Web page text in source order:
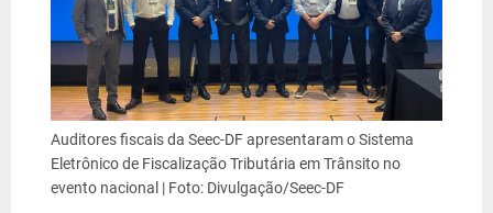
Auditores fiscais da Seec-DF apresentaram o Sistema
Eletrônico de Fiscalização Tributária em Trânsito no
evento nacional | Foto: Divulgação/Seec-DF